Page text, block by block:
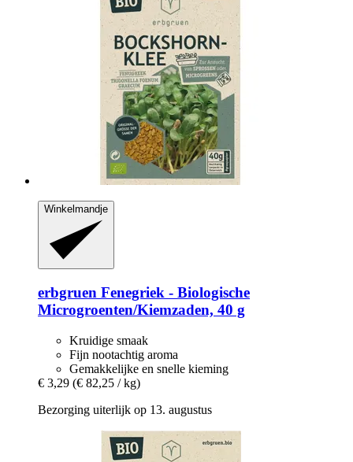
Winkelmandje
erbgruen Fenegriek -​ Biologische
Microgroenten/Kiemzaden, 40 g
Kruidige smaak
Fijn nootachtig aroma
Gemakkelijke en snelle kieming
€ 3,29 (€ 82,25 / kg)
Bezorging uiterlijk op 13. augustus